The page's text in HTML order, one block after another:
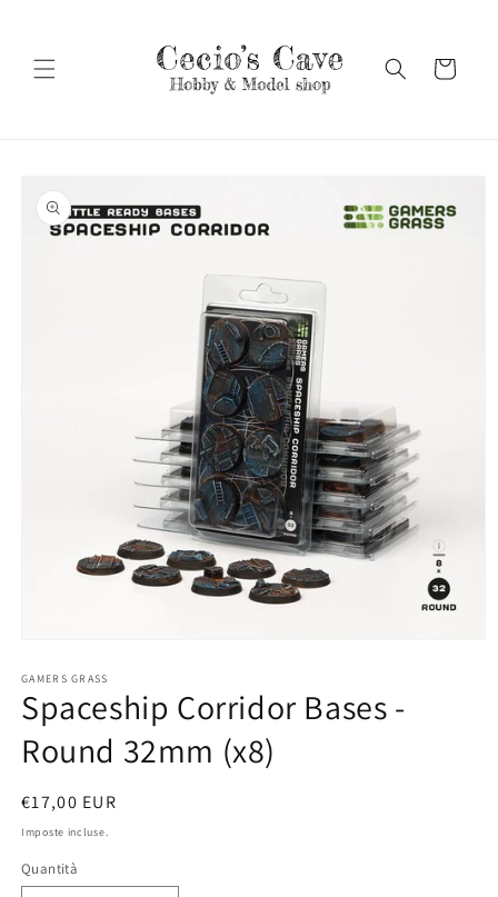
Carrello
informazioni
sul prodotto
multimediali
1
in
finestra
modale
GAMERS GRASS
Spaceship Corridor Bases -
Round 32mm (x8)
Prezzo
di
€17,00 EUR
Imposte incluse.
Quantità